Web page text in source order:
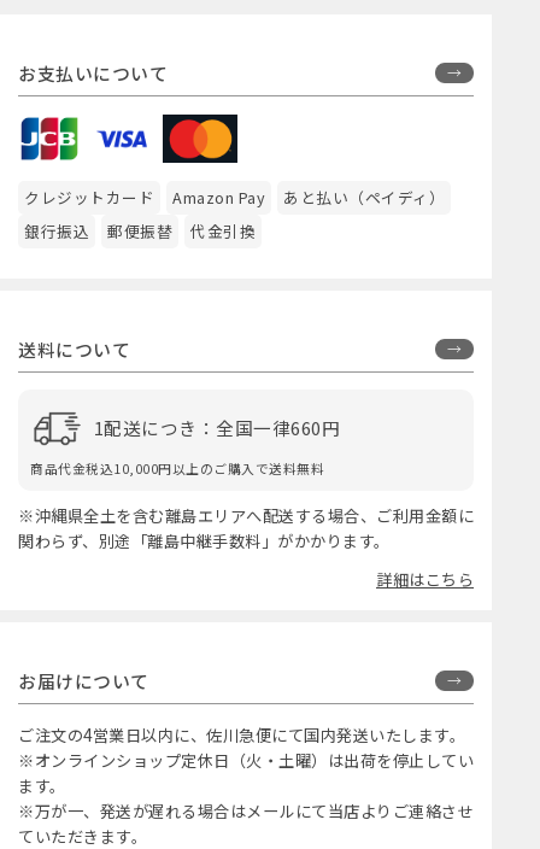
お支払いについて
クレジットカード Amazon Pay
あと払い（ペイディ）
銀行振込
郵便振替 代金引換
送料について
1配送につき：全国一律660円
商品代金税込10,000円以上のご購入で送料無料
※沖縄県全土を含む離島エリアへ配送する場合、ご利用金額に
関わらず、別途「離島中継手数料」がかかります。
詳細はこちら
お届けについて
ご注文の4営業日以内に、佐川急便にて国内発送いたします。
※オンラインショップ定休日（火・土曜）は出荷を停止してい
ます。
※万が一、発送が遅れる場合はメールにて当店よりご連絡させ
ていただきます。